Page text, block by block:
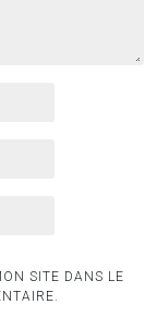
SITE DANS LE